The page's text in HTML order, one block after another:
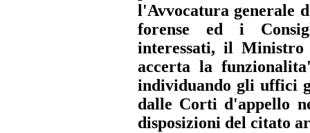
l'Avvocatura generale
forense ed i
interessati, il
accerta la
individuando gli uffici
dalle Corti d'appello
disposizioni del citato